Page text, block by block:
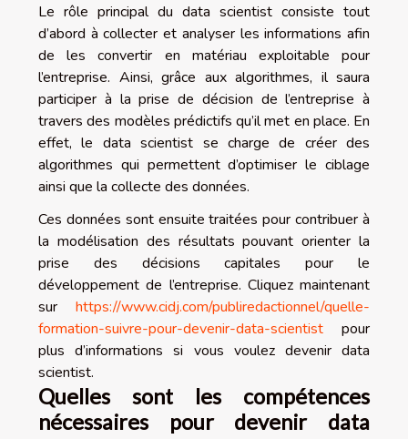
Le rôle principal du data scientist consiste tout
d’abord à collecter et analyser les informations afin
de les convertir en matériau exploitable pour
l’entreprise. Ainsi, grâce aux algorithmes, il saura
participer à la prise de décision de l’entreprise à
travers des modèles prédictifs qu’il met en place. En
effet, le data scientist se charge de créer des
algorithmes qui permettent d’optimiser le ciblage
ainsi que la collecte des données.
Ces données sont ensuite traitées pour contribuer à
la modélisation des résultats pouvant orienter la
prise des décisions capitales pour le
développement de l’entreprise. Cliquez maintenant
sur https://www.cidj.com/publiredactionnel/quelle-
formation-suivre-pour-devenir-data-scientist pour
plus d’informations si vous voulez devenir data
scientist.
Quelles sont les compétences
nécessaires pour devenir data